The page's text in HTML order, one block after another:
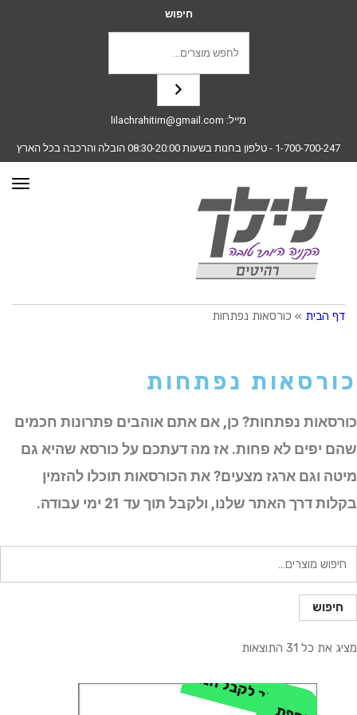
חיפוש
מייל: lilachrahitim@gmail.com
1-700-700-247 - טלפון בחנות בשעות 08:30-20:00 הובלה והרכבה בכל הארץ
דף הבית » כורסאות נפתחות
כורסאות נפתחות
כורסאות נפתחות? כן, אם אתם אוהבים פתרונות חכמים
שהם יפים לא פחות. אז מה דעתכם על כורסא שהיא גם
מיטה וגם ארגז מצעים? את הכורסאות תוכלו להזמין
בקלות דרך האתר שלנו, ולקבל תוך עד 21 ימי עבודה.
עבור:
חיפוש
מציג את כל 31 התוצאות
ה
ת
ק
ש
ר
ל
ק
ב
ל
ה
נ
ח
ה
נו
ס
פ